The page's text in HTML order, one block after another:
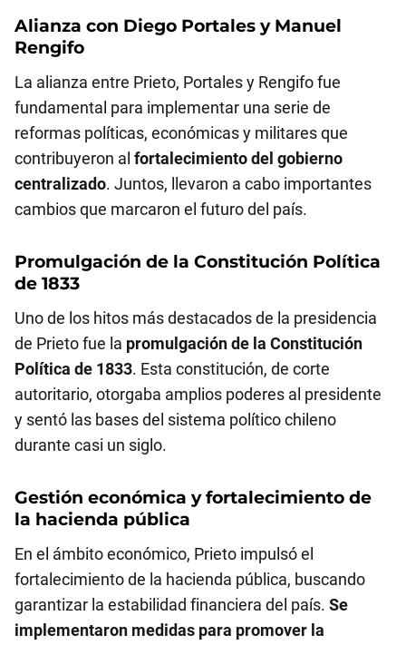
Alianza con Diego Portales y Manuel
Rengifo
La alianza entre Prieto, Portales y Rengifo fue
fundamental para implementar una serie de
reformas políticas, económicas y militares que
contribuyeron al fortalecimiento del gobierno
centralizado. Juntos, llevaron a cabo importantes
cambios que marcaron el futuro del país.
Promulgación de la Constitución Política
de 1833
Uno de los hitos más destacados de la presidencia
de Prieto fue la promulgación de la Constitución
Política de 1833. Esta constitución, de corte
autoritario, otorgaba amplios poderes al presidente
y sentó las bases del sistema político chileno
durante casi un siglo.
Gestión económica y fortalecimiento de
la hacienda pública
En el ámbito económico, Prieto impulsó el
fortalecimiento de la hacienda pública, buscando
garantizar la estabilidad financiera del país. Se
implementaron medidas para promover la